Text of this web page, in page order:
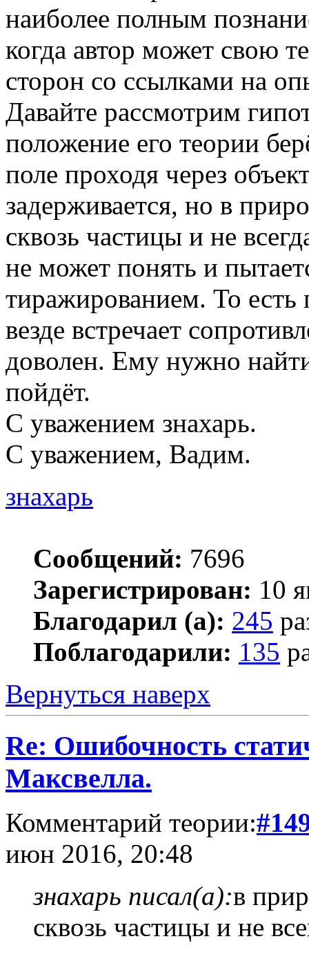
наиболее полным
когда автор может свою
сторон со ссылками на
Давайте рассмотрим
положение его теории
поле проходя через
задерживается, но в
сквозь частицы и не
не может понять и
тиражированием. То
везде встречает
доволен. Ему нужно
пойдёт.
С уважением знахарь.
С уважением, Вадим.
знахарь
Сообщений: 7696
Зарегистрирован: 10
Благодарил (а): 245
Поблагодарили: 135
Вернуться наверх
Re: Ошибочность
Максвелла.
Комментарий теории:
июн 2016, 20:48
знахарь писал(а):в
сквозь частицы и не